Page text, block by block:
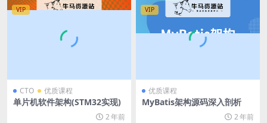
VIP
CTO 优质课程
单片机软件架构(STM32实现)
2 年前
VIP
优质课程
MyBatis架构源码深入剖析
2 年前